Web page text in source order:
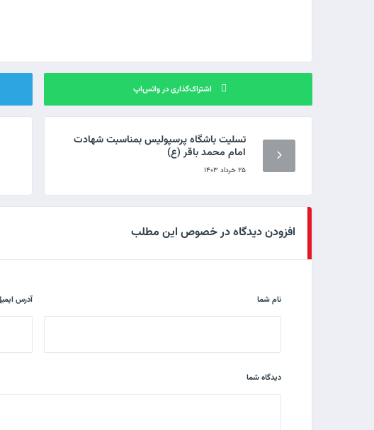
اشتراک‌گذاری در واتس‌اپ
تسلیت باشگاه پرسپولیس بمناسبت شهادت
امام محمد باقر (ع)
۲۵ خرداد ۱۴۰۳
افزودن دیدگاه در خصوص این مطلب
نام شما آدرس
دیدگاه شما